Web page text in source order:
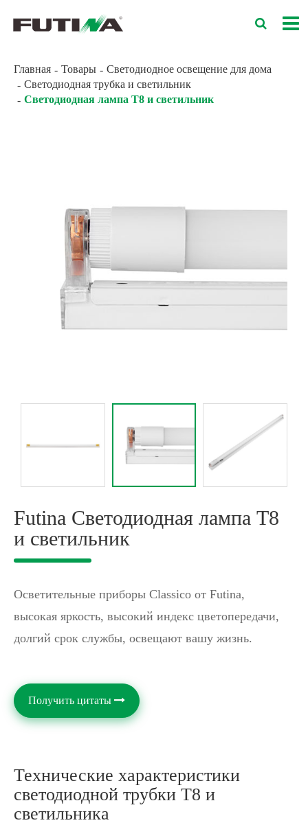
Главная Товары
Светодиодное освещение для дома
Светодиодная трубка и светильник
Светодиодная лампа T8 и светильник
Futina Светодиодная лампа T8
и светильник
Осветительные приборы Classico от Futina,
высокая яркость, высокий индекс цветопередачи,
долгий срок службы, освещают вашу жизнь.
Получить цитаты
Технические характеристики
светодиодной трубки T8 и
светильника